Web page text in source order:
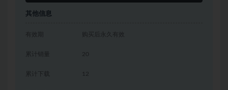
其他信息
有效期 购买后永久有效
累计销量 20
累计下载 12